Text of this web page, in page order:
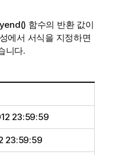
함수의 반환 값이
에서 서식을 지정하면
니다.
23:59:59
23:59:59